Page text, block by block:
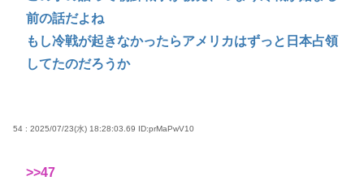
前の話だよね
もし冷戦が起きなかったらアメリカはずっと日本占領
してたのだろうか
54 : 2025/07/23(水) 18:28:03.69 ID:prMaPwV10
>>47